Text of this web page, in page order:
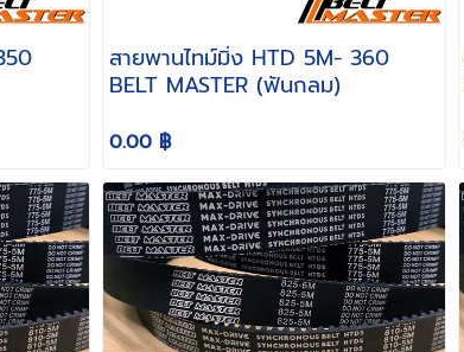
สายพานไทม์มิ่ง HTD 5M- 360
BELT MASTER (ฟันกลม)
0.00 ฿